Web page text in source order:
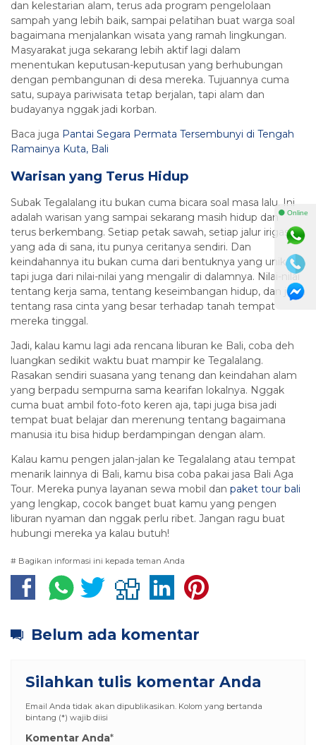
dan kelestarian alam, terus ada program pengelolaan
sampah yang lebih baik, sampai pelatihan buat warga soal
bagaimana menjalankan wisata yang ramah lingkungan.
Masyarakat juga sekarang lebih aktif lagi dalam
menentukan keputusan-keputusan yang berhubungan
dengan pembangunan di desa mereka. Tujuannya cuma
satu, supaya pariwisata tetap berjalan, tapi alam dan
budayanya nggak jadi korban.
Baca juga Pantai Segara Permata Tersembunyi di Tengah
Ramainya Kuta, Bali
Warisan yang Terus Hidup
Subak Tegalalang itu bukan cuma bicara soal masa lalu. Ini
adalah warisan yang sampai sekarang masih hidup dan
terus berkembang. Setiap petak sawah, setiap jalur irigasi
yang ada di sana, itu punya ceritanya sendiri. Dan
keindahannya itu bukan cuma dari bentuknya yang unik,
tapi juga dari nilai-nilai yang mengalir di dalamnya. Nilai-nilai
tentang kerja sama, tentang keseimbangan hidup, dan juga
tentang rasa cinta yang besar terhadap tanah tempat
mereka tinggal.
Jadi, kalau kamu lagi ada rencana liburan ke Bali, coba deh
luangkan sedikit waktu buat mampir ke Tegalalang.
Rasakan sendiri suasana yang tenang dan keindahan alam
yang berpadu sempurna sama kearifan lokalnya. Nggak
cuma buat ambil foto-foto keren aja, tapi juga bisa jadi
tempat buat belajar dan merenung tentang bagaimana
manusia itu bisa hidup berdampingan dengan alam.
Kalau kamu pengen jalan-jalan ke Tegalalang atau tempat
menarik lainnya di Bali, kamu bisa coba pakai jasa Bali Aga
Tour. Mereka punya layanan sewa mobil dan paket tour bali
yang lengkap, cocok banget buat kamu yang pengen
liburan nyaman dan nggak perlu ribet. Jangan ragu buat
hubungi mereka ya kalau butuh!
# Bagikan informasi ini kepada teman Anda
Belum ada komentar
Silahkan tulis komentar Anda
Email Anda tidak akan dipublikasikan. Kolom yang bertanda
bintang (*) wajib diisi
Komentar Anda*
⚫ Online